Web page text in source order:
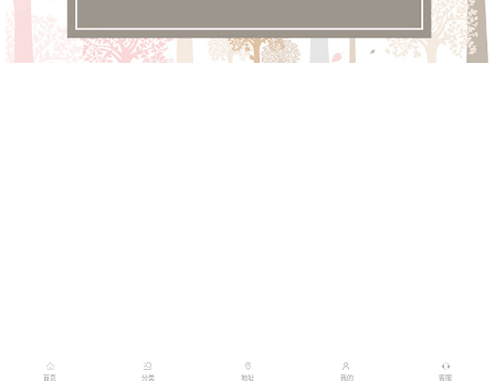
首页 分类 地址 我的 客服